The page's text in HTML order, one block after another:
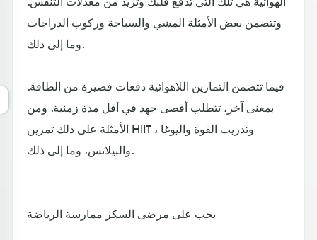
وتتضمن بعض الأمثلة المشي والسباحة وركوب الدراجات
وما إلى ذلك.
فيما تتضمن التمارين اللاهوائية دفعات قصيرة من الطاقة.
بمعنى آخر، تتطلب أقصى جهد في أقل مدة زمنية. ومن
الأمثلة على ذلك تمرين HIIT ، وتدريب القوة واليوغا
والبيلاتس، وما إلى ذلك.
يجب على مرضى السكر ممارسة الرياضة